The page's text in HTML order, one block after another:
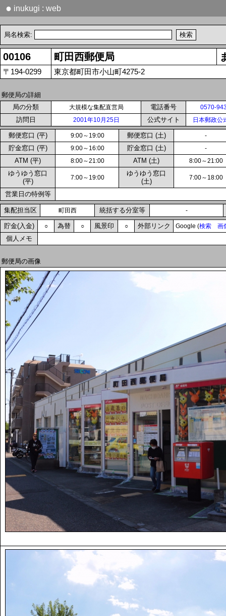
● inukugi : web
局名検索:
00106 町田西郵便局
〒194-0299 東京都町田市小山町4275-2
郵便局の詳細
局の分類
大規模な集配直営局 電話番号 0570-
訪問日 2001年10月25日 公式サイト 日本郵政公
郵便窓口 (平) 9:00～19:00 郵便窓口 (土) -
貯金窓口 (平) 9:00～16:00 貯金窓口 (土) -
ATM (平) 8:00～21:00 ATM (土) 8:00～21:00
ゆうゆう窓口
(平)
7:00～19:00
ゆうゆう窓口
(土)
7:00～18:00
営業日の特例等
集配担当区 町田西 統括する分室等 -
貯金(入金) ○ 為替 ○ 風景印 ○ 外部リンク Google (検索 画
個人メモ
郵便局の画像